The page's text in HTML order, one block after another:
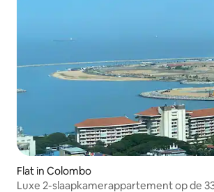
Flat in Colombo
Luxe 2-slaapkamerappartement op de